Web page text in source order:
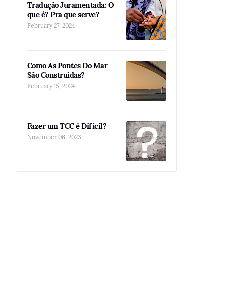
Tradução Juramentada: O
que é? Pra que serve?
February 27, 2024
Como As Pontes Do Mar
São Construídas?
February 15, 2024
Fazer um TCC é Difícil?
November 06, 2023